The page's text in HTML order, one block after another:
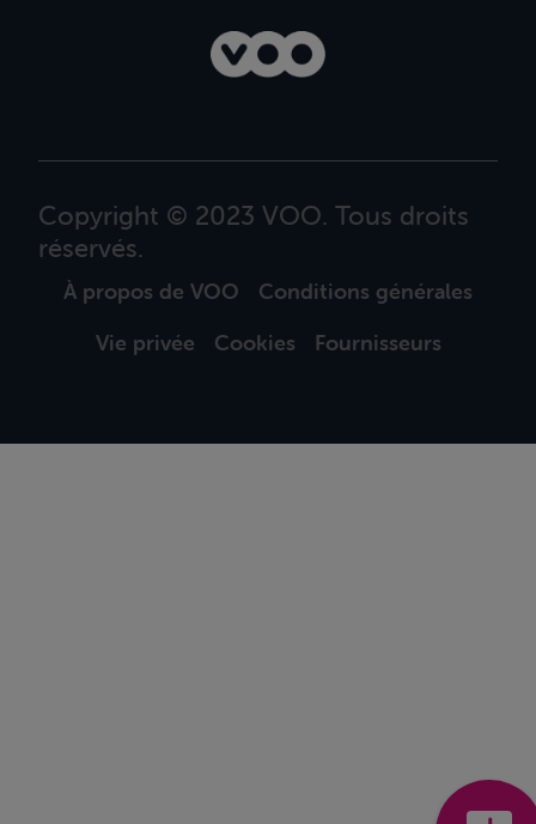
Copyright © 2023 VOO. Tous droits
réservés.
À propos de VOO
Conditions générales
Vie privée
Cookies Fournisseurs